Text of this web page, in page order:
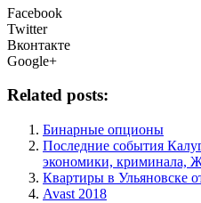
Facebook
Twitter
Вконтакте
Google+
Related posts:
Бинарные опционы
Последние события
экономики, криминала,
Квартиры в Ульяновске
Avast 2018